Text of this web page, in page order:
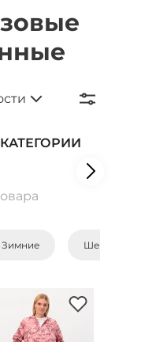
Зимние Шерстяные